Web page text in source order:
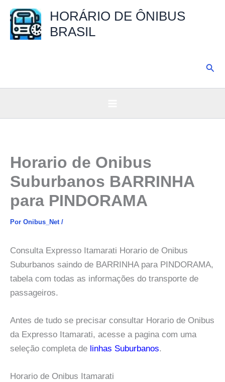
para
HORÁRIO DE ÔNIBUS
BRASIL
Horario de Onibus
Suburbanos BARRINHA
para PINDORAMA
Por Onibus_Net /
Consulta Expresso Itamarati Horario de Onibus
Suburbanos saindo de BARRINHA para PINDORAMA,
tabela com todas as informações do transporte de
passageiros.
Antes de tudo se precisar consultar Horario de Onibus
da Expresso Itamarati, acesse a pagina com uma
seleção completa de linhas Suburbanos.
Horario de Onibus Itamarati